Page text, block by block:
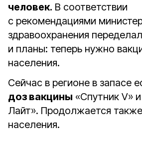
человек. В соответствии
с рекомендациями
здравоохранения
и планы: теперь нужно
населения.
Сейчас в регионе в запасе
доз вакцины «Спутник V»
Лайт». Продолжается
населения.